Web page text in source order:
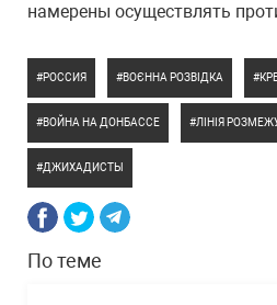
намерены осуществлять
РОССИЯ ВОЄННА РОЗВІДКА
ВОЙНА НА ДОНБАССЕ ЛІНІЯ
ДЖИХАДИСТЫ
По теме